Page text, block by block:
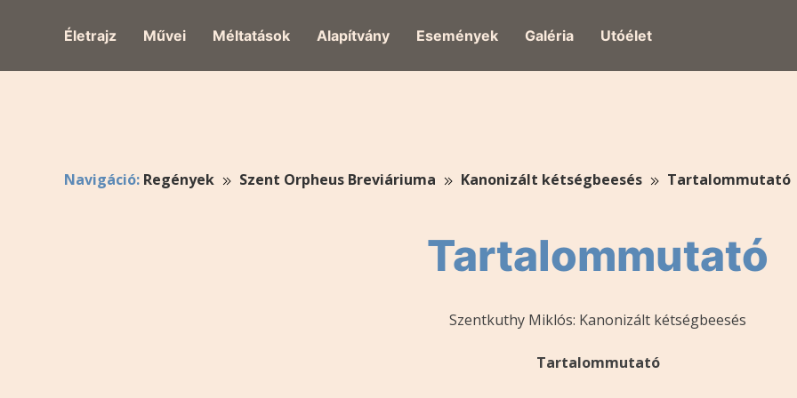
Életrajz Művei Méltatások Alapítvány Események Galéria Utóélet
Navigáció: Regények Szent Orpheus Breviáriuma Kanonizált kétségbeesés Tartalommutató
Tartalommutató
Szentkuthy Miklós: Kanonizált kétségbeesés
Tartalommutató